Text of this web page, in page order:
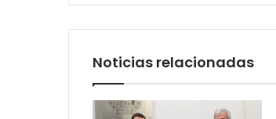
Noticias relacionadas